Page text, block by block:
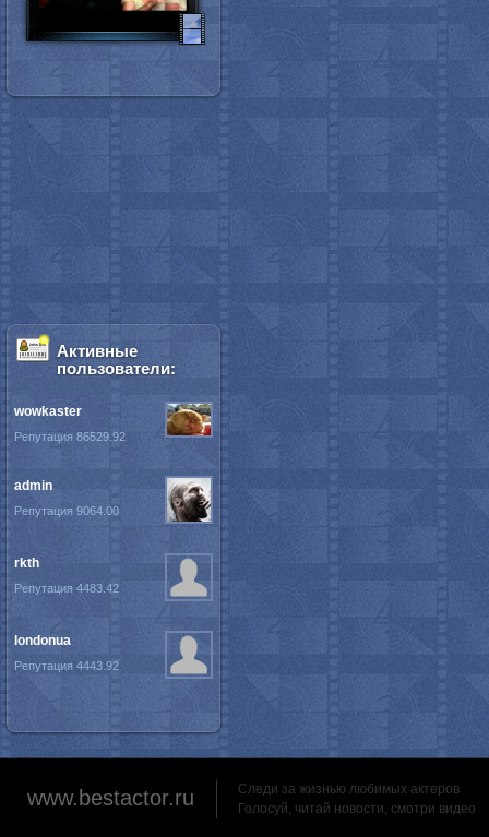
Активные
пользователи:
wowkaster
Репутация 86529.92
admin
Репутация 9064.00
rkth
Репутация 4483.42
londonua
Репутация 4443.92
www.bestactor.ru
Следи за жизнью любимых актеров
Голосуй, читай новости, смотри видео